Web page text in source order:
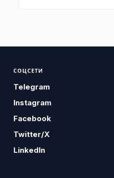
СОЦСЕТИ
Telegram
Instagram
Facebook
Twitter/X
LinkedIn